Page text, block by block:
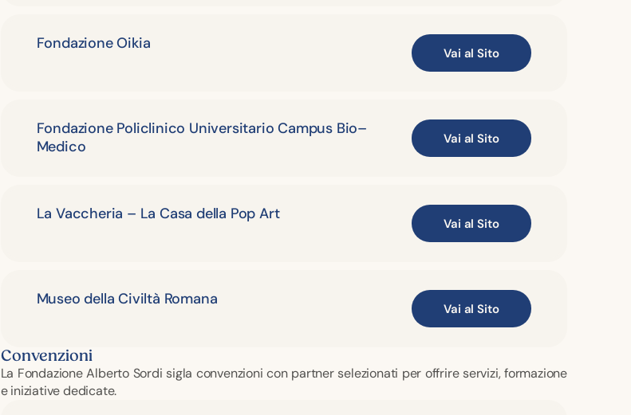
Fondazione Oikia
Vai al Sito
Fondazione Policlinico Universitario Campus Bio–
Medico
Vai al Sito
La Vaccheria – La Casa della Pop Art
Vai al Sito
Museo della Civiltà Romana
Vai al Sito
Convenzioni
La Fondazione Alberto Sordi sigla convenzioni con partner selezionati per offrire servizi, formazione
e iniziative dedicate.